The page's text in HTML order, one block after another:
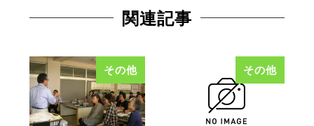
関連記事
その他 その他